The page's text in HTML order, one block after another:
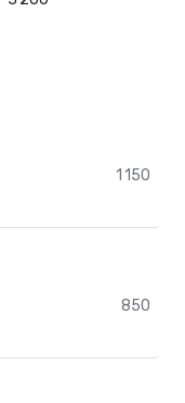
1 150
850